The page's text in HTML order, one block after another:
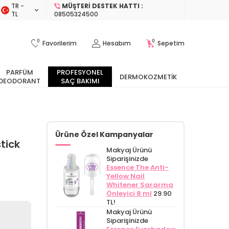
TR −
TL
MÜŞTERI DESTEK HATTI :
08505324500
0 Favorilerim Hesabım 0 Sepetim
PARFÜM
PROFESYONEL
SAÇ BAKIMI
DERMOKOZMETIK
Ürüne Özel Kampanyalar
Makyaj Ürünü
Siparişinizde
Essence The Anti-
Yellow Nail
Whitener Sararma
Önleyici 8 ml 29.90
TL!
Makyaj Ürünü
Siparişinizde